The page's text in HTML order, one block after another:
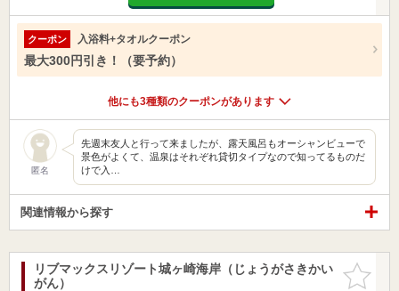
クーポン 入浴料+タオルクーポン
最大300円引き！（要予約）
他にも3種類のクーポンがあります
匿名
先週末友人と行って来ましたが、露天風呂もオーシャンビューで
景色がよくて、温泉はそれぞれ貸切タイプなので知ってるものだ
けで入…
関連情報から探す
お気に入
りに追加
リブマックスリゾート城ヶ崎海岸（じょうがさきかい
がん）